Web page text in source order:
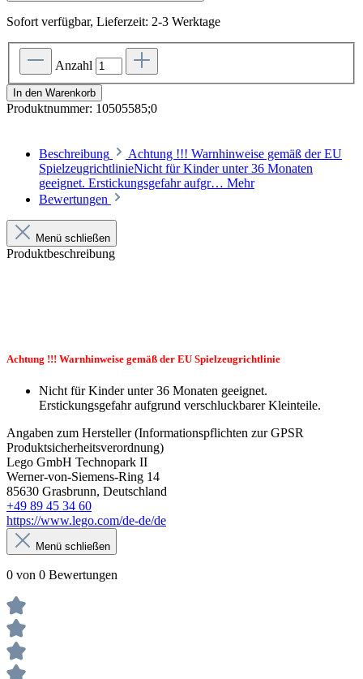
Sofort verfügbar, Lieferzeit: 2-3 Werktage
Anzahl
In den Warenkorb
Produktnummer: 10505585;0
Beschreibung
Achtung !!! Warnhinweise gemäß der EU
SpielzeugrichtlinieNicht für Kinder unter 36 Monaten
geeignet. Erstickungsgefahr aufgr… Mehr
Bewertungen
Menü schließen
Produktbeschreibung
Achtung !!! Warnhinweise gemäß der EU Spielzeugrichtlinie
Nicht für Kinder unter 36 Monaten geeignet.
Erstickungsgefahr aufgrund verschluckbarer Kleinteile.
Angaben zum Hersteller (Informationspflichten zur GPSR
Produktsicherheitsverordnung)
Lego GmbH Technopark II
Werner-von-Siemens-Ring 14
85630 Grasbrunn, Deutschland
+49 89 45 34 60
https://www.lego.com/de-de/de
Menü schließen
0 von 0 Bewertungen